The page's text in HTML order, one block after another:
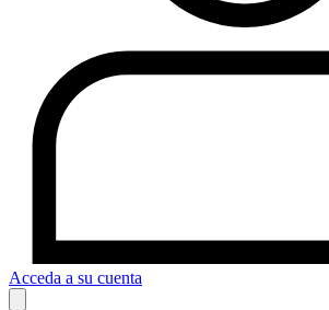
Acceda a su cuenta